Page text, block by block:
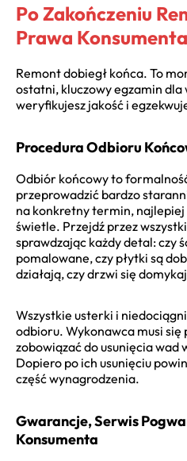
Po Zakończeniu
Prawa Konsumenta
Remont dobiegł końca. To
ostatni, kluczowy egzamin dla
weryfikujesz jakość i
Procedura Odbioru
Odbiór końcowy to
przeprowadzić bardzo
na konkretny termin,
świetle. Przejdź przez
sprawdzając każdy detal: czy
pomalowane, czy płytki są
działają, czy drzwi się
Wszystkie usterki i
odbioru. Wykonawca musi się
zobowiązać do usunięcia
Dopiero po ich usunięciu
część wynagrodzenia.
Gwarancje, Serwis
Konsumenta